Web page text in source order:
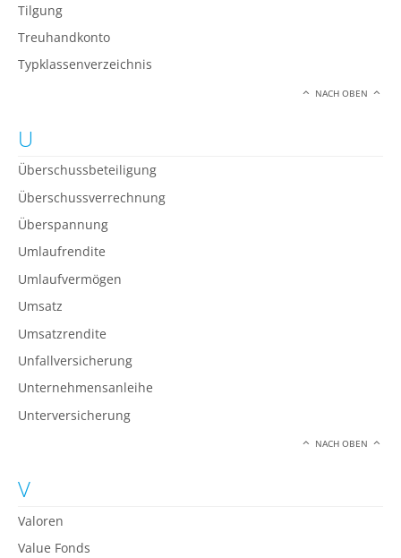
Tilgung
Treuhandkonto
Typklassenverzeichnis
NACH OBEN
U
Überschussbeteiligung
Überschussverrechnung
Überspannung
Umlaufrendite
Umlaufvermögen
Umsatz
Umsatzrendite
Unfallversicherung
Unternehmensanleihe
Unterversicherung
NACH OBEN
V
Valoren
Value Fonds